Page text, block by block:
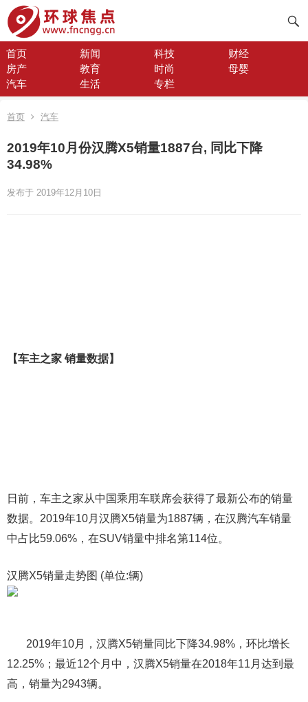
首页 新闻 科技
财经
房产
教育 时尚
母婴
汽车
生活 专栏
首页 汽车
2019年10月份汉腾X5销量1887台, 同比下降
34.98%
发布于 2019年12月10日
【车主之家 销量数据】
日前，车主之家从中国乘用车联席会获得了最新公布的销量
数据。2019年10月汉腾X5销量为1887辆，在汉腾汽车销量
中占比59.06%，在SUV销量中排名第114位。
汉腾X5销量走势图 (单位:辆)
2019年10月，汉腾X5销量同比下降34.98%，环比增长
12.25%；最近12个月中，汉腾X5销量在2018年11月达到最
高，销量为2943辆。